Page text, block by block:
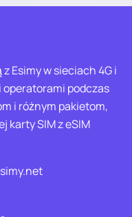
Esimy w sieciach 4G i
operatorami podczas
i różnym pakietom,
karty SIM z eSIM